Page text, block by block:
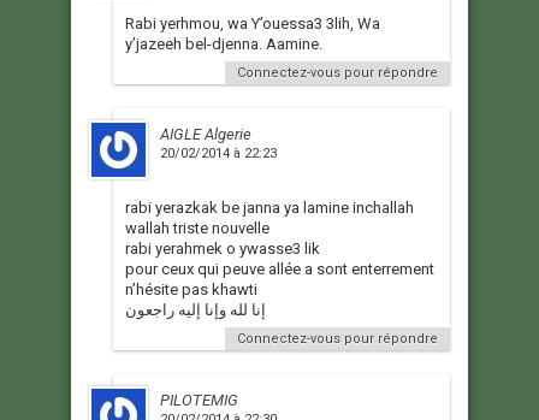
Rabi yerhmou, wa Y’ouessa3 3lih, Wa
y’jazeeh bel-djenna. Aamine.
Connectez-vous pour répondre
AIGLE Algerie
20/02/2014 à 22:23
rabi yerazkak be janna ya lamine inchallah
wallah triste nouvelle
rabi yerahmek o ywasse3 lik
pour ceux qui peuve allée a sont enterrement
n’hésite pas khawti
إنا لله وإنا إليه راجعون
Connectez-vous pour répondre
PILOTEMIG